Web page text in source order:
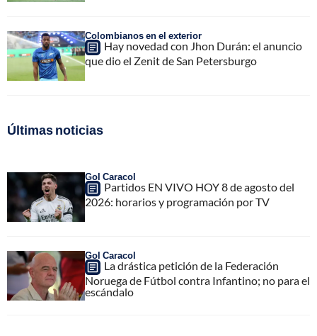
Colombianos en el exterior
Hay novedad con Jhon Durán: el anuncio
que dio el Zenit de San Petersburgo
Últimas noticias
Gol Caracol
Partidos EN VIVO HOY 8 de agosto del
2026: horarios y programación por TV
Gol Caracol
La drástica petición de la Federación
Noruega de Fútbol contra Infantino; no para el
escándalo